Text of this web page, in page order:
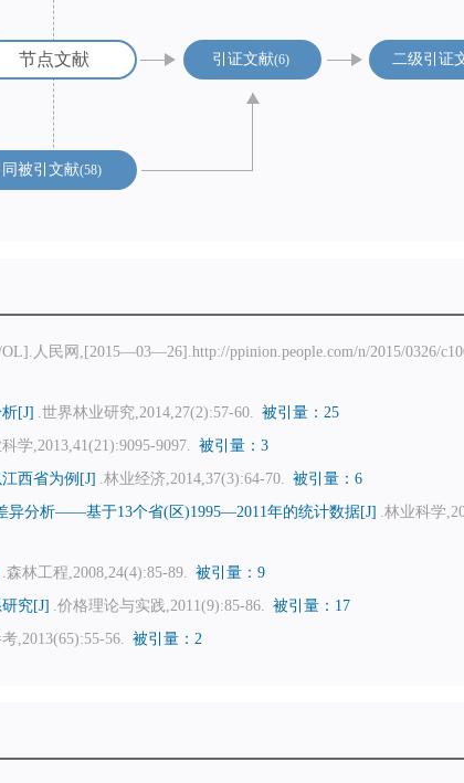
节点文献
同被引文献 58
引证文献 6 二级引证
人民网,[2015—03—26].http://ppinion.people.com/n/2015/0326/
[J] .世界林业研究,2014,27(2):57-60. 被引量：25
学,2013,41(21):9095-9097. 被引量：3
西省为例[J] .林业经济,2014,37(3):64-70. 被引量：6
异分析——基于13个省(区)1995—2011年的统计数据[J] .林业科学
.森林工程,2008,24(4):85-89. 被引量：9
究[J] .价格理论与实践,2011(9):85-86. 被引量：17
,2013(65):55-56. 被引量：2